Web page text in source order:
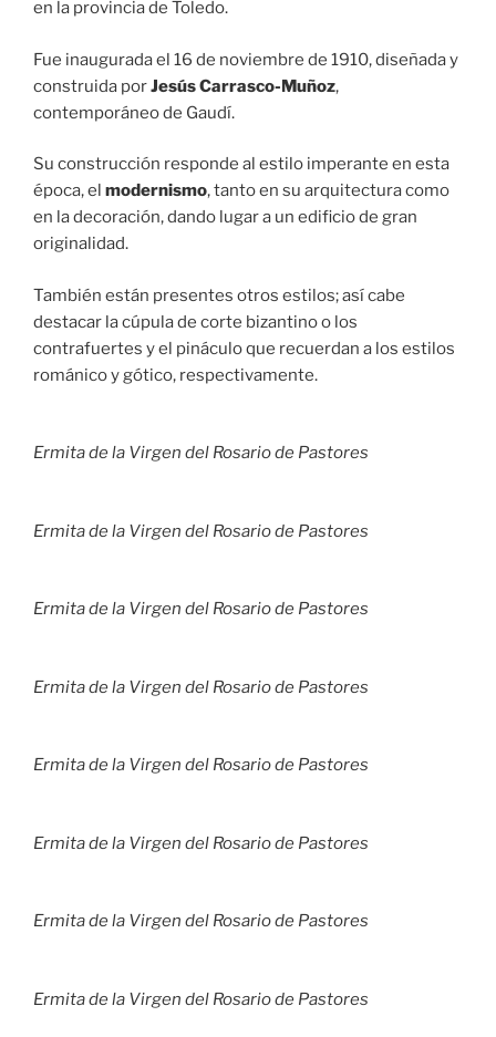
en la provincia de Toledo.
Fue inaugurada el 16 de noviembre de 1910, diseñada y
construida porJesús Carrasco-Muñoz,
contemporáneo de Gaudí.
Su construcción responde al estilo imperante en esta
época, el modernismo, tanto en su arquitectura como
en la decoración, dando lugar a un edificio de gran
originalidad.
También están presentes otros estilos; así cabe
destacar la cúpula de corte bizantino o los
contrafuertes y el pináculo que recuerdan a los estilos
románico y gótico, respectivamente.
Ermita de la Virgen del Rosario de Pastores
Ermita de la Virgen del Rosario de Pastores
Ermita de la Virgen del Rosario de Pastores
Ermita de la Virgen del Rosario de Pastores
Ermita de la Virgen del Rosario de Pastores
Ermita de la Virgen del Rosario de Pastores
Ermita de la Virgen del Rosario de Pastores
Ermita de la Virgen del Rosario de Pastores